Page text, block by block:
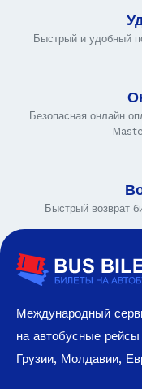
Быстрый и удобный
Безопасная онлайн
Быстрый возврат
Международный
на автобусные
Грузии, Молдавии,